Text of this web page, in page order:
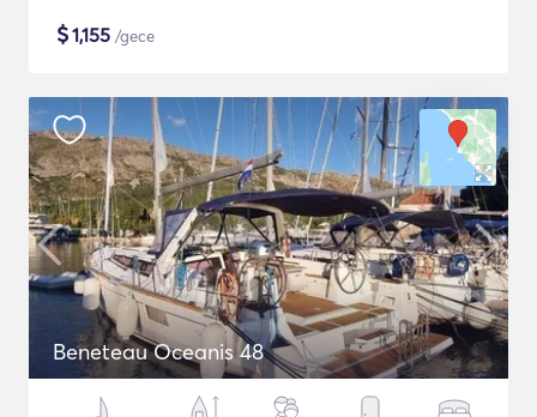
$1,155 /gece
Beneteau Oceanis 48